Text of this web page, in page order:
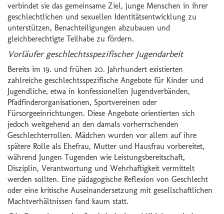
verbindet sie das gemeinsame Ziel, junge Menschen in ihrer
geschlechtlichen und sexuellen Identitätsentwicklung zu
unterstützen, Benachteiligungen abzubauen und
gleichberechtigte Teilhabe zu fördern.
Vorläufer geschlechtsspezifischer Jugendarbeit
Bereits im 19. und frühen 20. Jahrhundert existierten
zahlreiche geschlechtsspezifische Angebote für Kinder und
Jugendliche, etwa in konfessionellen Jugendverbänden,
Pfadfinderorganisationen, Sportvereinen oder
Fürsorgeeinrichtungen. Diese Angebote orientierten sich
jedoch weitgehend an den damals vorherrschenden
Geschlechterrollen. Mädchen wurden vor allem auf ihre
spätere Rolle als Ehefrau, Mutter und Hausfrau vorbereitet,
während Jungen Tugenden wie Leistungsbereitschaft,
Disziplin, Verantwortung und Wehrhaftigkeit vermittelt
werden sollten. Eine pädagogische Reflexion von Geschlecht
oder eine kritische Auseinandersetzung mit gesellschaftlichen
Machtverhältnissen fand kaum statt.